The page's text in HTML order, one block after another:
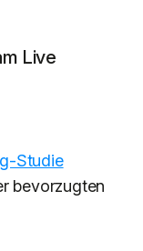
Live
Studie
bevorzugten